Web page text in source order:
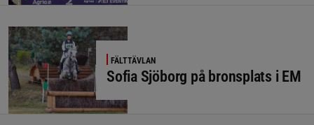
FÄLTTÄVLAN
Sofia Sjöborg på bronsplats i EM